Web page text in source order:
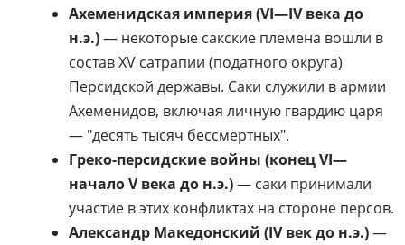
Ахеменидская империя (VI—IV века до
н.э.)— некоторые сакские племена вошли в
состав XV сатрапии (податного округа)
Персидской державы. Саки служили в армии
Ахеменидов, включая личную гвардию царя
— "десять тысяч бессмертных".
Греко-персидские войны (конец VI—
начало V века до н.э.)— саки принимали
участие в этих конфликтах на стороне персов.
Александр Македонский (IV век до н.э.)—